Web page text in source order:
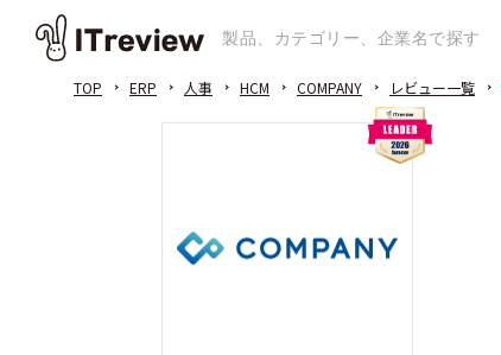
TOP ERP 人事 HCM COMPANY レビュー一覧